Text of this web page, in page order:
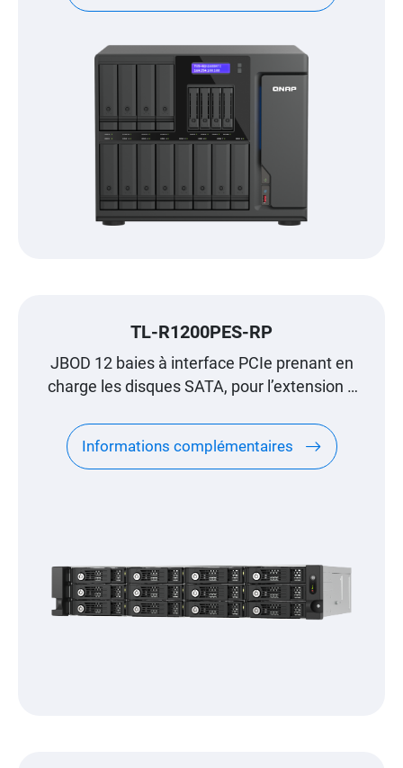
TL-R1200PES-RP
JBOD 12 baies à interface PCIe prenant en
charge les disques SATA, pour l’extension à
Informations complémentaires